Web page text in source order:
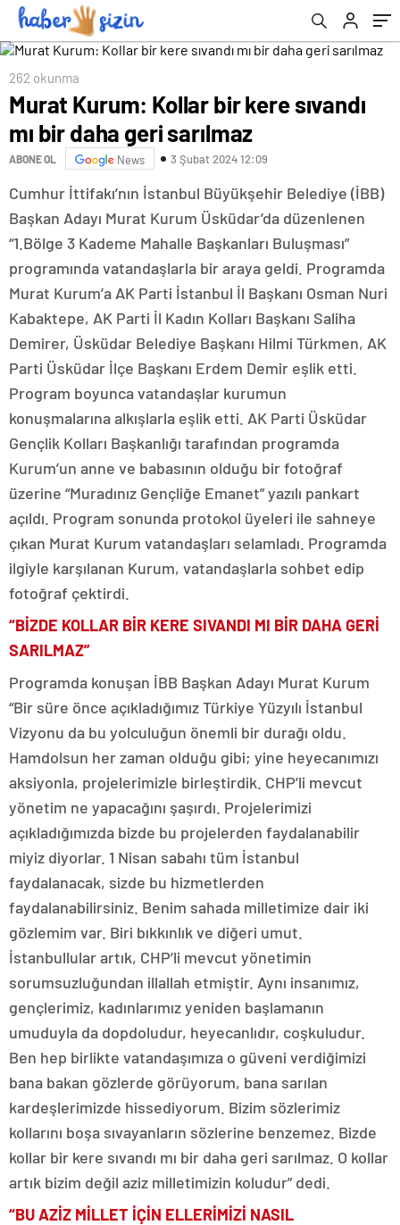
262 okunma
Murat Kurum: Kollar bir kere sıvandı
mı bir daha geri sarılmaz
ABONE OL News 3 Şubat 2024 12:09
Cumhur İttifakı’nın İstanbul Büyükşehir Belediye (İBB)
Başkan Adayı Murat Kurum Üsküdar’da düzenlenen
“1.Bölge 3 Kademe Mahalle Başkanları Buluşması”
programında vatandaşlarla bir araya geldi. Programda
Murat Kurum’a AK Parti İstanbul İl Başkanı Osman Nuri
Kabaktepe, AK Parti İl Kadın Kolları Başkanı Saliha
Demirer, Üsküdar Belediye Başkanı Hilmi Türkmen, AK
Parti Üsküdar İlçe Başkanı Erdem Demir eşlik etti.
Program boyunca vatandaşlar kurumun
konuşmalarına alkışlarla eşlik etti. AK Parti Üsküdar
Gençlik Kolları Başkanlığı tarafından programda
Kurum’un anne ve babasının olduğu bir fotoğraf
üzerine “Muradınız Gençliğe Emanet” yazılı pankart
açıldı. Program sonunda protokol üyeleri ile sahneye
çıkan Murat Kurum vatandaşları selamladı. Programda
ilgiyle karşılanan Kurum, vatandaşlarla sohbet edip
fotoğraf çektirdi.
“BİZDE KOLLAR BİR KERE SIVANDI MI BİR DAHA GERİ
SARILMAZ”
Programda konuşan İBB Başkan Adayı Murat Kurum
“Bir süre önce açıkladığımız Türkiye Yüzyılı İstanbul
Vizyonu da bu yolculuğun önemli bir durağı oldu.
Hamdolsun her zaman olduğu gibi; yine heyecanımızı
aksiyonla, projelerimizle birleştirdik. CHP’li mevcut
yönetim ne yapacağını şaşırdı. Projelerimizi
açıkladığımızda bizde bu projelerden faydalanabilir
miyiz diyorlar. 1 Nisan sabahı tüm İstanbul
faydalanacak, sizde bu hizmetlerden
faydalanabilirsiniz. Benim sahada milletimize dair iki
gözlemim var. Biri bıkkınlık ve diğeri umut.
İstanbullular artık, CHP’li mevcut yönetimin
sorumsuzluğundan illallah etmiştir. Aynı insanımız,
gençlerimiz, kadınlarımız yeniden başlamanın
umuduyla da dopdoludur, heyecanlıdır, coşkuludur.
Ben hep birlikte vatandaşımıza o güveni verdiğimizi
bana bakan gözlerde görüyorum, bana sarılan
kardeşlerimizde hissediyorum. Bizim sözlerimiz
kollarını boşa sıvayanların sözlerine benzemez. Bizde
kollar bir kere sıvandı mı bir daha geri sarılmaz. O kollar
artık bizim değil aziz milletimizin koludur” dedi.
“BU AZİZ MİLLET İÇİN ELLERİMİZİ NASIL